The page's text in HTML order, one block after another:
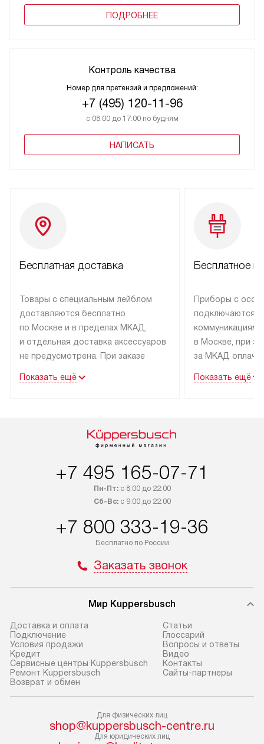
ПОДРОБНЕЕ
Контроль качества
Номер для претензий и предложений:
+7 (495) 120-11-96
с 08:00 до 17:00 по будням
НАПИСАТЬ
Бесплатная доставка
Товары с специальным лейблом
доставляются бесплатно
по Москве и в пределах МКАД,
и отдельная доставка аксессуаров
не предусмотрена. При заказе
рекомендуем обсудить
быть отправлены покупателю
интересен товар «Под заказ»,
обсудите возможность его
приобретения с менеджером сайта.
доставляются бесплатно
по Москве в пределах МКАД,
не предусмотрена.
доставки доставит упакованный
Если необходимо переместить
прибор до места установки,
пожалуйста, предварительно
уточните это с менеджером.
учитывать, что если размеры
прибора не позволяют ему пройти
Показать ещё
Бесплатное
Приборы с
подключаются к
коммуникациям
в Москве, при
за МКАД
партнера
по монтажу
материалы.
Готовые
предполагают,
от категории,
установленной
Показать ещё
+7 495 165-07-71
Пн-Пт:с 8:00 до 22:00
Сб-Вс:с 9:00 до 22:00
+7 800 333-19-36
Бесплатно по России
Заказать звонок
Мир Kuppersbusch
Доставка и оплата
Подключение
Условия продажи
Кредит
Сервисные центры Kuppersbusch
Ремонт Kuppersbusch
Возврат и обмен
Cтатьи
Глоссарий
Вопросы и ответы
Видео
Контакты
Сайты-партнеры
Для физических лиц
shop@kuppersbusch-centre.ru
Для юридических лиц